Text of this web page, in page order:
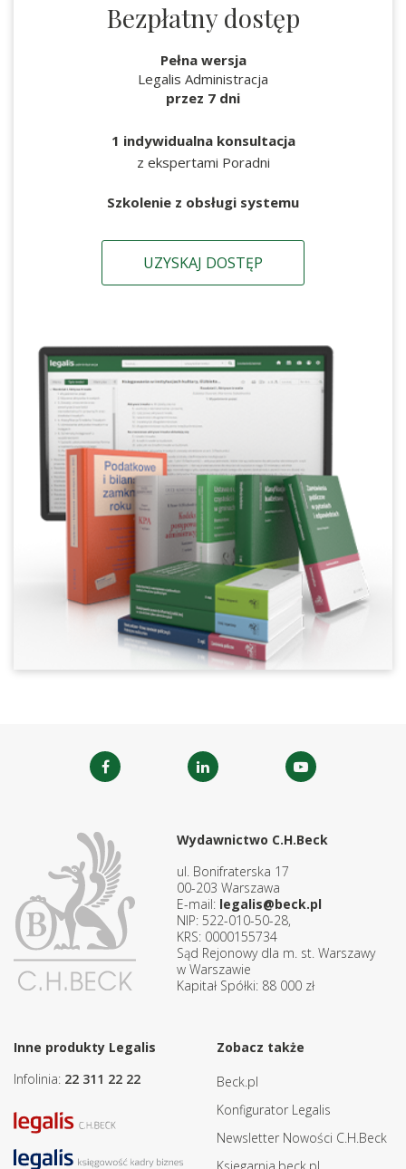
Bezpłatny dostęp
Pełna wersja
Legalis Administracja
przez 7 dni
1 indywidualna konsultacja
z ekspertami Poradni
Szkolenie z obsługi systemu
UZYSKAJ DOSTĘP
Wydawnictwo C.H.Beck
ul. Bonifraterska 17
00-203 Warszawa
E-mail: legalis@beck.pl
NIP: 522-010-50-28,
KRS: 0000155734
Sąd Rejonowy dla m. st. Warszawy
w Warszawie
Kapitał Spółki: 88 000 zł
Inne produkty Legalis
Infolinia: 22 311 22 22
Zobacz także
Beck.pl
Konfigurator Legalis
Newsletter Nowości C.H.Beck